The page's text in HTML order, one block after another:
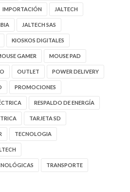
IMPORTACIÓN JALTECH
JALTECH SAS
KIOSKOS DIGITALES
GAMER MOUSE PAD
OUTLET POWER DELIVERY
PROMOCIONES
RESPALDO DE ENERGÍA
TARJETA SD
TECNOLOGIA
TRANSPORTE